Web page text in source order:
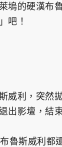
塢的硬漢布
吧！
威利，突然
出影壇，結
魯斯威利